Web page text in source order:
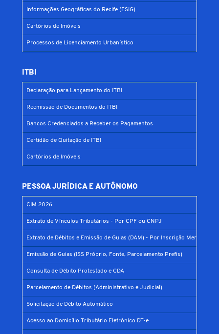
Informações Geográficas do Recife (ESIG)
Cartórios de Imóveis
Processos de Licenciamento Urbanístico
ITBI
Declaração para Lançamento do ITBI
Reemissão de Documentos do ITBI
Bancos Credenciados a Receber os Pagamentos
Certidão de Quitação de ITBI
Cartórios de Imóveis
PESSOA JURÍDICA E AUTÔNOMO
CIM 2026
Extrato de Vínculos Tributários - Por CPF ou CNPJ
Extrato de Débitos e Emissão de Guias (DAM) - Por Inscrição Mercantil
Emissão de Guias (ISS Próprio, Fonte, Parcelamento Prefis)
Consulta de Débito Protestado e CDA
Parcelamento de Débitos (Administrativo e Judicial)
Solicitação de Débito Automático
Acesso ao Domicílio Tributário Eletrônico DT-e